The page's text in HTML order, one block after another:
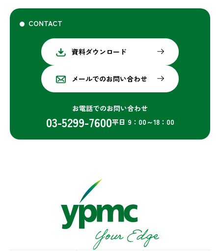
CONTACT
資料ダウンロード
メールでのお問い合わせ
お電話でのお問い合わせ
03-5299-7600平日 9：00～18：00